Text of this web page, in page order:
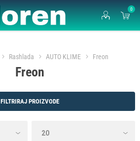
0
Rashlada AUTO KLIME Freon
Freon
FILTRIRAJ PROIZVODE